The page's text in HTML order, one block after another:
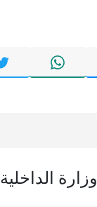
وزارة الداخلية